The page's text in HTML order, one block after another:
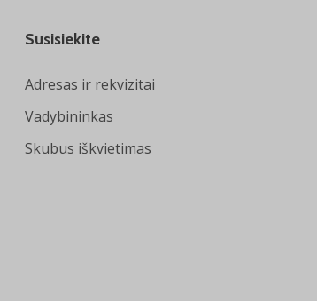
Susisiekite
Adresas ir rekvizitai
Vadybininkas
Skubus iškvietimas